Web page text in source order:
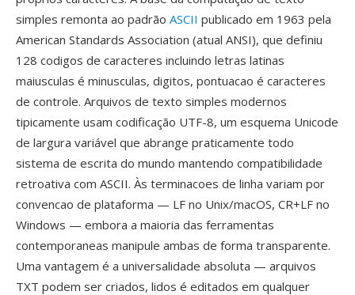
simples remonta ao padrão ASCII publicado em 1963 pela
American Standards Association (atual ANSI), que definiu
128 codigos de caracteres incluindo letras latinas
maiusculas é minusculas, digitos, pontuacao é caracteres
de controle. Arquivos de texto simples modernos
tipicamente usam codificação UTF-8, um esquema Unicode
de largura variável que abrange praticamente todo
sistema de escrita do mundo mantendo compatibilidade
retroativa com ASCII. Às terminacoes de linha variam por
convencao de plataforma — LF no Unix/macOS, CR+LF no
Windows — embora a maioria das ferramentas
contemporaneas manipule ambas de forma transparente.
Uma vantagem é a universalidade absoluta — arquivos
TXT podem ser criados, lidos é editados em qualquer